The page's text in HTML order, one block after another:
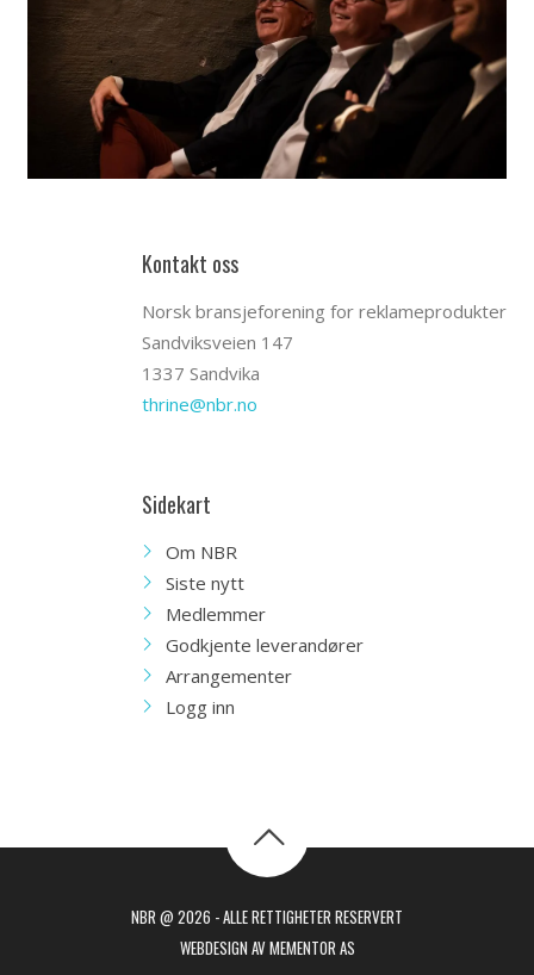
Kontakt oss
Norsk bransjeforening for reklameprodukter
Sandviksveien 147
1337 Sandvika
thrine@nbr.no
Sidekart
Om NBR
Siste nytt
Medlemmer
Godkjente leverandører
Arrangementer
Logg inn
NBR @ 2026 - ALLE RETTIGHETER RESERVERT
WEBDESIGN AV MEMENTOR AS